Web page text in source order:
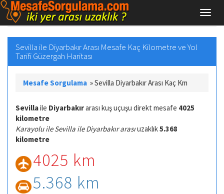
Sevilla ile Diyarbakır Arası Mesafe Kaç Kilometre ve Yol
Tarifi Güzergah Haritası
Mesafe Sorgulama »Sevilla Diyarbakır Arası Kaç Km
Sevillaile Diyarbakırarası kuş uçuşu direkt mesafe 4025
kilometre
Karayolu ile Sevilla ile Diyarbakır arasıuzaklık5.368
kilometre
4025 km
5.368 km